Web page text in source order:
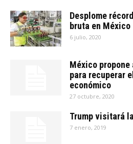
Desplome
bruta en México
6 julio, 2020
México propone
para recuperar
económico
27 octubre, 2020
Trump visitará
7 enero, 2019